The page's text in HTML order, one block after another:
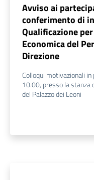
Avviso ai
conferimento di
Qualificazione
Economica del
Direzione
Colloqui motivazionali
10.00, presso la stanza
del Palazzo dei Leoni